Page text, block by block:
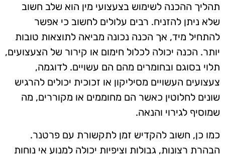
תהליך ההכנה לשימוש בצעצועי מין הוא שלב חשוב
שלא ניתן להזניח. רבים עלולים לחשוב כי אפשר
להתחיל מיד, אך הכנה נכונה מביאה לתוצאות טובות
יותר. הכנה יכולה לכלול חימום או קירור של הצעצועים,
תלוי בסוגם ובחומרים מהם הם עשויים. לדוגמה,
צעצועים העשויים מסיליקון או זכוכית יכולים להרגיש
שונים לחלוטין כאשר הם מחוממים או מקוררים, מה
שמוסיף לגירוי והנאה.
כמו כן, חשוב להקדיש זמן לתקשורת עם פרטנר.
הבהרת רצונות, גבולות וציפיות יכולה למנוע אי נוחות